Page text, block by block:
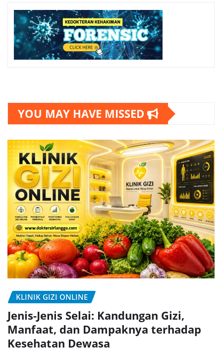
YOU MAY HAVE MISSED
KLINIK GIZI ONLINE
Jenis-Jenis Selai: Kandungan Gizi,
Manfaat, dan Dampaknya terhadap
Kesehatan Dewasa